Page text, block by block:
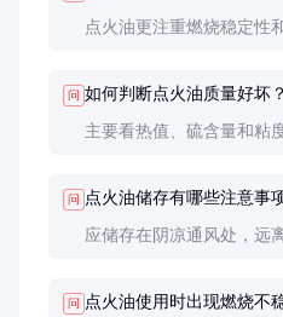
点火油更注重燃烧稳定性
问 如何判断点火油质量好坏？
主要看热值、硫含量和粘
问 点火油储存有哪些注意事
应储存在阴凉通风处，远
问 点火油使用时出现燃烧不